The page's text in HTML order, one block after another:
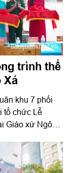
trình thể
Xá
khu 7 phối
tổ chức Lễ
Giáo xứ Ngô